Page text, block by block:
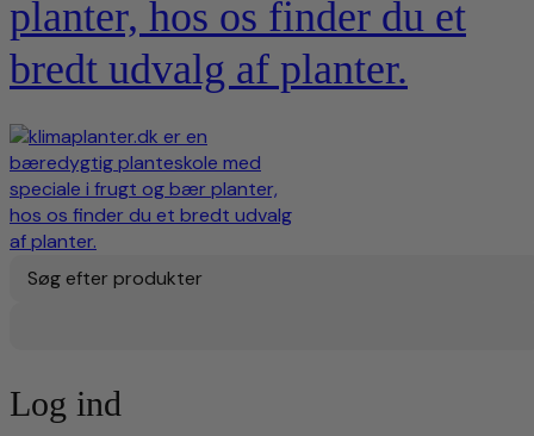
planter, hos os finder du et
bredt udvalg af planter.
Søg efter produkter
Log ind